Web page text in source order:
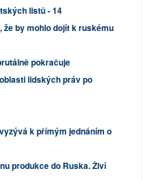
listů - 14
by mohlo dojít k ruskému
pokračuje
lidských práv po
k přímým jednáním o
produkce do Ruska. Živí